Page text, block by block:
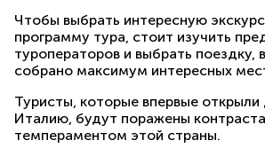
Чтобы выбрать интересную
программу тура, стоит изучить
туроператоров и выбрать поездку,
собрано максимум интересных
Туристы, которые впервые открыли
Италию, будут поражены
темпераментом этой страны.